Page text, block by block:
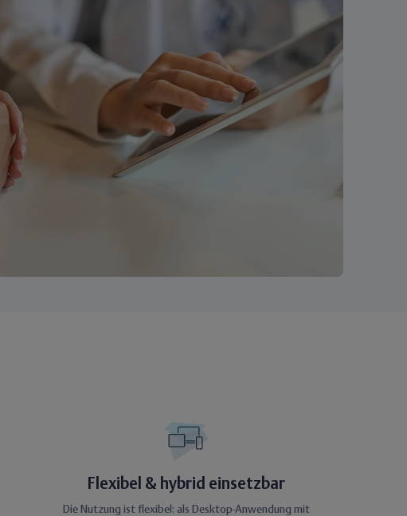
Flexibel & hybrid einsetzbar
Die Nutzung ist flexibel: als Desktop-Anwendung mit